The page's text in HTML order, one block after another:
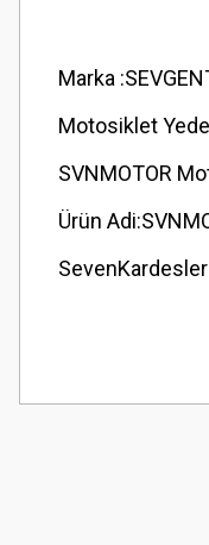
Marka
Motosiklet
SVNMOTOR
Ürün
Görüş ve önerileriniz